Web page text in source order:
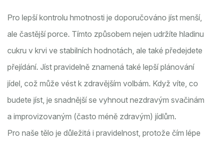
Pro lepší kontrolu hmotnosti je doporučováno jíst menší,
ale častější porce. Tímto způsobem nejen udržíte hladinu
cukru v krvi ve stabilních hodnotách, ale také předejdete
přejídání. Jíst pravidelně znamená také lepší plánování
jídel, což může vést k zdravějším volbám. Když víte, co
budete jíst, je snadnější se vyhnout nezdravým svačinám
a improvizovaným (často méně zdravým) jídlům.
Pro naše tělo je důležitá i pravidelnost, protože čím lépe